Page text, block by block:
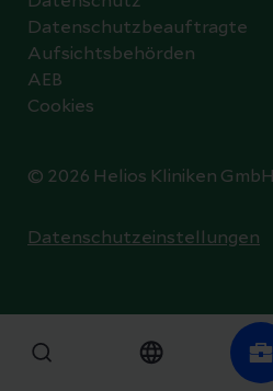
© 2026 Helios Kliniken GmbH
Datenschutzbeauftragte
Aufsichtsbehörden
AEB
Cookies
Datenschutzeinstellungen